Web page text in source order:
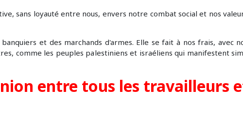
sans loyauté entre nous, envers notre combat social et nos
et des marchands d'armes. Elle se fait à nos frais, avec
comme les peuples palestiniens et israéliens qui manifestent
entre tous les travailleurs